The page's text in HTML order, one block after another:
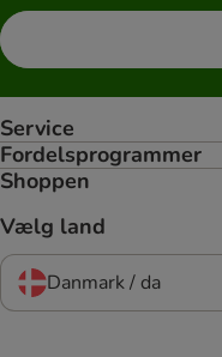
Service
Fordelsprogrammer
Shoppen
Vælg land
Danmark / da